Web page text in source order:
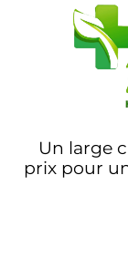
Un large
prix pour